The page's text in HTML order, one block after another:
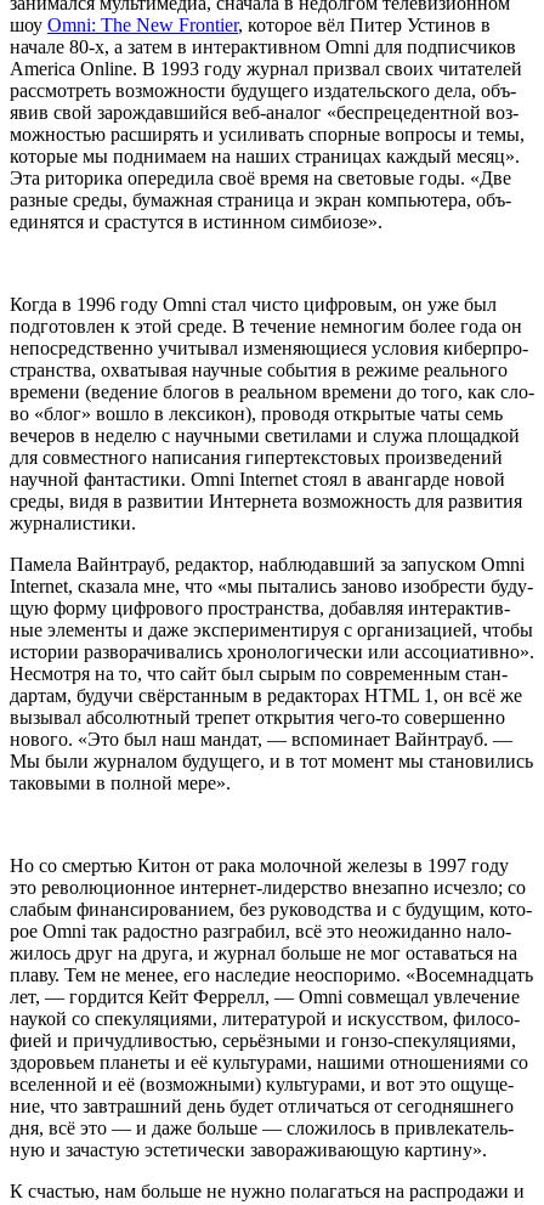
шоу Omni: The New Frontier, кото­рое вёл Питер Усти­нов в
нача­ле 80‑х, а затем в интер­ак­тив­ном Omni для под­пис­чи­ков
America Online. В 1993 году жур­нал при­звал сво­их чита­те­лей
рас­смот­реть воз­мож­но­сти буду­ще­го изда­тель­ско­го дела, объ­
явив свой зарож­дав­ший­ся веб-ана­лог «бес­пре­це­дент­ной воз­
мож­но­стью рас­ши­рять и уси­ли­вать спор­ные вопро­сы и темы,
кото­рые мы под­ни­ма­ем на наших стра­ни­цах каж­дый месяц».
Эта рито­ри­ка опе­ре­ди­ла своё вре­мя на све­то­вые годы. «Две
раз­ные сре­ды, бумаж­ная стра­ни­ца и экран ком­пью­те­ра, объ­
еди­нят­ся и срас­тут­ся в истин­ном симбиозе».
Когда в 1996 году Omni стал чисто циф­ро­вым, он уже был
под­го­тов­лен к этой сре­де. В тече­ние немно­гим более года он
непо­сред­ствен­но учи­ты­вал изме­ня­ю­щи­е­ся усло­вия кибер­про­
стран­ства, охва­ты­вая науч­ные собы­тия в режи­ме реаль­но­го
вре­ме­ни (веде­ние бло­гов в реаль­ном вре­ме­ни до того, как сло­
во «блог» вошло в лек­си­кон), про­во­дя откры­тые чаты семь
вече­ров в неде­лю с науч­ны­ми све­ти­лами и слу­жа пло­щад­кой
для сов­мест­но­го напи­са­ния гипер­тек­сто­вых про­из­ве­де­ний
науч­ной фан­та­сти­ки. Omni Internet сто­ял в аван­гар­де новой
сре­ды, видя в раз­ви­тии Интер­не­та воз­мож­ность для раз­ви­тия
журналистики.
Паме­ла Вайн­трауб, редак­тор, наблю­дав­ший за запус­ком Omni
Internet, ска­за­ла мне, что «мы пыта­лись зано­во изоб­ре­сти буду­
щую фор­му циф­ро­во­го про­стран­ства, добав­ляя интер­ак­тив­
ные эле­мен­ты и даже экс­пе­ри­мен­ти­руя с орга­ни­за­ци­ей, что­бы
исто­рии раз­во­ра­чи­ва­лись хро­но­ло­ги­че­ски или ассо­ци­а­тив­но».
Несмот­ря на то, что сайт был сырым по совре­мен­ным стан­
дар­там, будучи свёр­стан­ным в редак­то­рах HTML 1, он всё же
вызы­вал абсо­лют­ный тре­пет откры­тия чего-то совер­шен­но
ново­го. «Это был наш ман­дат, — вспо­ми­на­ет Вайн­трауб. —
Мы были жур­на­лом буду­ще­го, и в тот момент мы ста­но­ви­лись
тако­вы­ми в пол­ной мере».
Но со смер­тью Китон от рака молоч­ной желе­зы в 1997 году
это рево­лю­ци­он­ное интер­нет-лидер­ство вне­зап­но исчез­ло; со
сла­бым финан­си­ро­ва­ни­ем, без руко­вод­ства и с буду­щим, кото­
рое Omni так радост­но раз­гра­бил, всё это неожи­дан­но нало­
жи­лось друг на дру­га, и жур­нал боль­ше не мог оста­вать­ся на
пла­ву. Тем не менее, его насле­дие неоспо­ри­мо. «Восем­на­дцать
лет, — гор­дит­ся Кейт Фер­релл, — Omni сов­ме­щал увле­че­ние
нау­кой со спе­ку­ля­ци­я­ми, лите­ра­ту­рой и искус­ством, фило­со­
фи­ей и при­чуд­ли­во­стью, серьёз­ны­ми и гон­зо-спе­ку­ля­ци­я­ми,
здо­ро­вьем пла­не­ты и её куль­ту­ра­ми, наши­ми отно­ше­ни­я­ми со
все­лен­ной и её (воз­мож­ны­ми) куль­ту­ра­ми, и вот это ощу­ще­
ние, что зав­траш­ний день будет отли­чать­ся от сего­дняш­не­го
дня, всё это — и даже боль­ше — сло­жи­лось в при­вле­ка­тель­
ную и зача­стую эсте­ти­че­ски заво­ра­жи­ва­ю­щую картину».
К сча­стью, нам боль­ше не нуж­но пола­гать­ся на рас­про­да­жи и